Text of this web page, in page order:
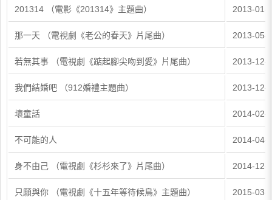
201314 （電影《201314》主題曲） 2013-01-
那一天 （電視劇《老公的春天》片尾曲） 2013-05-
若無其事 （電視劇《踮起腳尖吻到愛》片尾曲） 2013-12-
我們結婚吧 （912婚禮主題曲） 2013-12-
壞童話 2014-02-
不可能的人 2014-04-
身不由己 （電視劇《杉杉來了》片尾曲） 2014-12-
只願與你 （電視劇《十五年等待候鳥》主題曲） 2015-03-